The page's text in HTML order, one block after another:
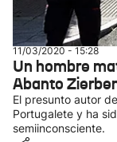
11/03/2020 - 15:28
Un hombre
Abanto
El presunto autor
Portugalete y ha
semiinconsciente.